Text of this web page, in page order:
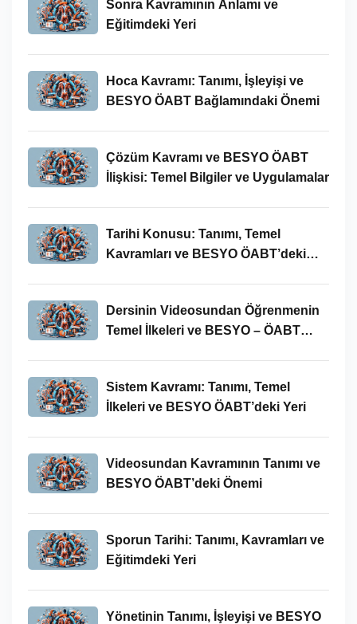
Sonra Kavramının Anlamı ve
Eğitimdeki Yeri
Hoca Kavramı: Tanımı, İşleyişi ve
BESYO ÖABT Bağlamındaki Önemi
Çözüm Kavramı ve BESYO ÖABT
İlişkisi: Temel Bilgiler ve Uygulamalar
Tarihi Konusu: Tanımı, Temel
Kavramları ve BESYO ÖABT’deki
Dersinin Videosundan Öğrenmenin
Temel İlkeleri ve BESYO – ÖABT
Sistem Kavramı: Tanımı, Temel
İlkeleri ve BESYO ÖABT’deki Yeri
Videosundan Kavramının Tanımı ve
BESYO ÖABT’deki Önemi
Sporun Tarihi: Tanımı, Kavramları ve
Eğitimdeki Yeri
Yönetinin Tanımı, İşleyişi ve BESYO